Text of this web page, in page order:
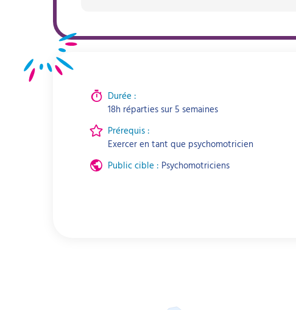
Durée :
18h réparties sur 5 semaines
Prérequis :
Exercer en tant que psychomotricien
Public cible : Psychomotriciens